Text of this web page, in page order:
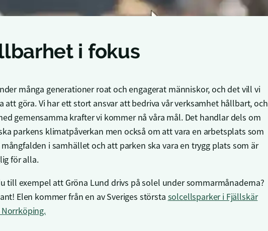
i fokus
många generationer roat och engagerat människor, och det vill vi
att göra. Vi har ett stort ansvar att bedriva vår verksamhet hållbart, och
gemensamma krafter vi kommer nå våra mål. Det handlar dels om
parkens klimatpåverkan men också om att vara en arbetsplats som
i samhället och att parken ska vara en trygg plats som är
för alla.
till exempel att Gröna Lund drivs på solel under sommarmånaderna?
Elen kommer från en av Sveriges största solcellsparker i Fjällskär